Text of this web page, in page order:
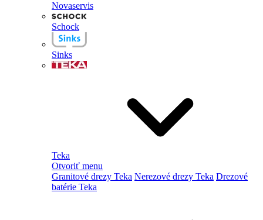
Novaservis
Schock
Sinks
Teka
Otvoriť menu
Granitové drezy Teka Nerezové drezy Teka Drezové
batérie Teka